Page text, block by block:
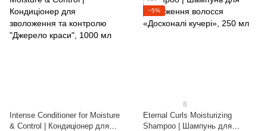
Intense Conditioner for Moisture
& Control | Кондиціонер для
−5%
8
Eternal Curls Moisturizing
Shampoo | Шампунь для